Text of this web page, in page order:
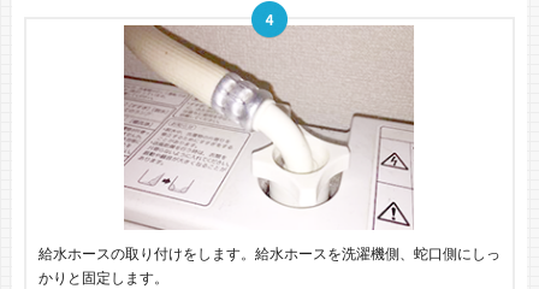
給水ホースの取り付けをします。給水ホースを洗濯機側、蛇口側にしっ
かりと固定します。